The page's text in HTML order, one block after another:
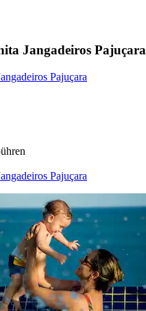
Jangadeiros Pajuçara
Pajuçara
Pajuçara